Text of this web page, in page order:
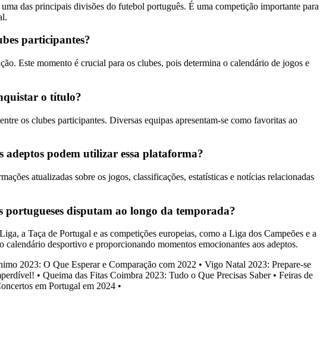
das principais divisões do futebol português. É uma competição importante para
participantes?
Este momento é crucial para os clubes, pois determina o calendário de jogos e
o título?
os clubes participantes. Diversas equipas apresentam-se como favoritas ao
adeptos podem utilizar essa plataforma?
atualizadas sobre os jogos, classificações, estatísticas e notícias relacionadas
portugueses disputam ao longo da temporada?
a Taça de Portugal e as competições europeias, como a Liga dos Campeões e a
desportivo e proporcionando momentos emocionantes aos adeptos.
2023: O Que Esperar e Comparação com 2022 • Vigo Natal 2023: Prepare-se
• Queima das Fitas Coimbra 2023: Tudo o Que Precisas Saber• Feiras de
em Portugal em 2024 •